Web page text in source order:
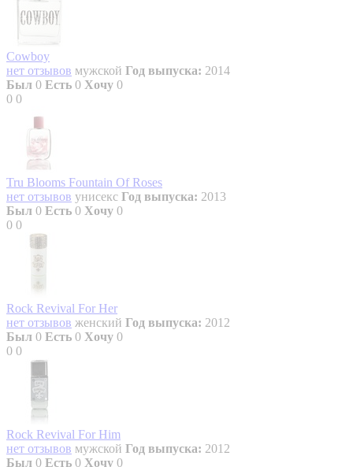
Cowboy
нет отзывов мужской Год выпуска: 2014
Был 0 Есть 0 Хочу 0
0 0
Tru Blooms Fountain Of Roses
нет отзывов унисекс Год выпуска: 2013
Был 0 Есть 0 Хочу 0
0 0
Rock Revival For Her
нет отзывов женский Год выпуска: 2012
Был 0 Есть 0 Хочу 0
0 0
Rock Revival For Him
нет отзывов мужской Год выпуска: 2012
Был 0 Есть 0 Хочу 0